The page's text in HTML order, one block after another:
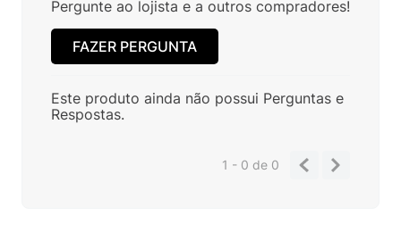
Pergunte ao lojista e a outros compradores!
FAZER PERGUNTA
Este produto ainda não possui Perguntas e
Respostas.
1 - 0de 0